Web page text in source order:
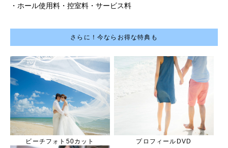
ホール使用料
控室料 サービス料
さらに！今ならお得な特典も
ビーチフォト50カット プロフィールDVD